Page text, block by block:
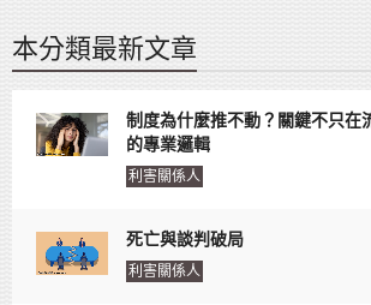
本分類最新文章
制度為什麼推不動？關鍵不只在
的專業邏輯
利害關係人
死亡與談判破局
利害關係人